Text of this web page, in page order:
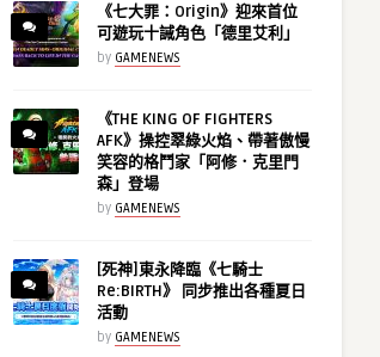
《七大罪：Origin》迎來首位
可遊玩十誡角色「德里艾利」
by GAMENEWS
《THE KING OF FIGHTERS
AFK》操控翠綠火焰、帶著傲慢
笑容的格鬥家「阿修．克里門
森」登場
by GAMENEWS
[死神]東永降臨《七騎士
Re:BIRTH》 同步推出各種夏日
活動
by GAMENEWS